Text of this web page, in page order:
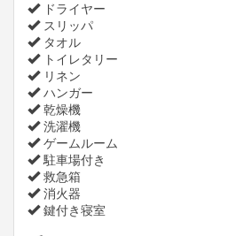
ドライヤー
スリッパ
タオル
トイレタリー
リネン
ハンガー
乾燥機
洗濯機
ゲームルーム
駐車場付き
救急箱
消火器
鍵付き寝室